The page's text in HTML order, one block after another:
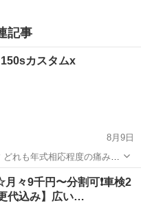
記事
カスタムx
8月9日
れも年式相応程度の痛み小
がその辺りは素人ですので
思います 車検長くお買い得
ダイハツムーヴ
々9千円〜分割可❗️車検2
代込み】広い…